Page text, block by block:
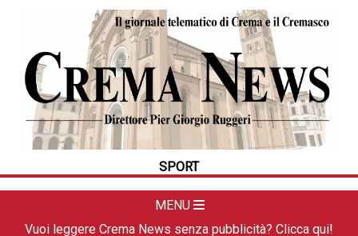
SPORT
MENU
HOME
CRONACA
POLITICA
LA FOTO
DAL TERRITORIO
Vuoi leggere Crema News senza pubblicità? Clicca qui!